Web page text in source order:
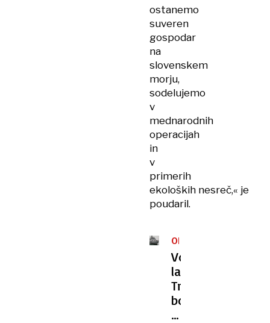
ostanemo
suveren
gospodar
na
slovenskem
morju,
sodelujemo
v
mednarodnih
operacijah
in
v
primerih
ekoloških nesreč,« je
poudaril.
OBNOVA
Vojaška
ladja
Triglav
bo
doma